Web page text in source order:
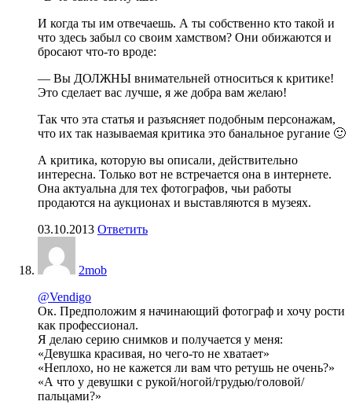
И когда ты им отвечаешь. А ты собственно кто такой и
что здесь забыл со своим хамством? Они обижаются и
бросают что-то вроде:
— Вы ДОЛЖНЫ внимательней относиться к критике!
Это сделает вас лучше, я же добра вам желаю!
Так что эта статья и разъясняет подобным персонажам,
что их так называемая критика это банальное ругание 🙂
А критика, которую вы описали, действительно
интересна. Только вот не встречается она в интернете.
Она актуальна для тех фотографов, чьи работы
продаются на аукционах и выставляются в музеях.
03.10.2013 Ответить
2mob
@Vendigo
Ок. Предположим я начинающий фотограф и хочу рости
как профессионал.
Я делаю серию снимков и получается у меня:
«Девушка красивая, но чего-то не хватает»
«Неплохо, но не кажется ли вам что ретушь не очень?»
«А что у девушки с рукой/ногой/грудью/головой/
пальцами?»